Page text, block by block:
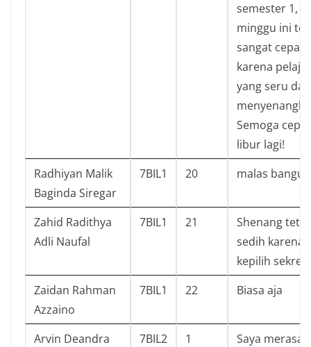
semester 1,
minggu ini
sangat cepat
karena
yang seru dan
Semoga cepat
libur lagi!
Radhiyan Malik
Baginda Siregar
7BIL1 20 malas bangun
Zahid Radithya
Adli Naufal
7BIL1 21
Shenang
sedih karena
kepilih
Zaidan Rahman
Azzaino
7BIL1 22 Biasa aja
Arvin Deandra
7BIL2 1
Saya merasa